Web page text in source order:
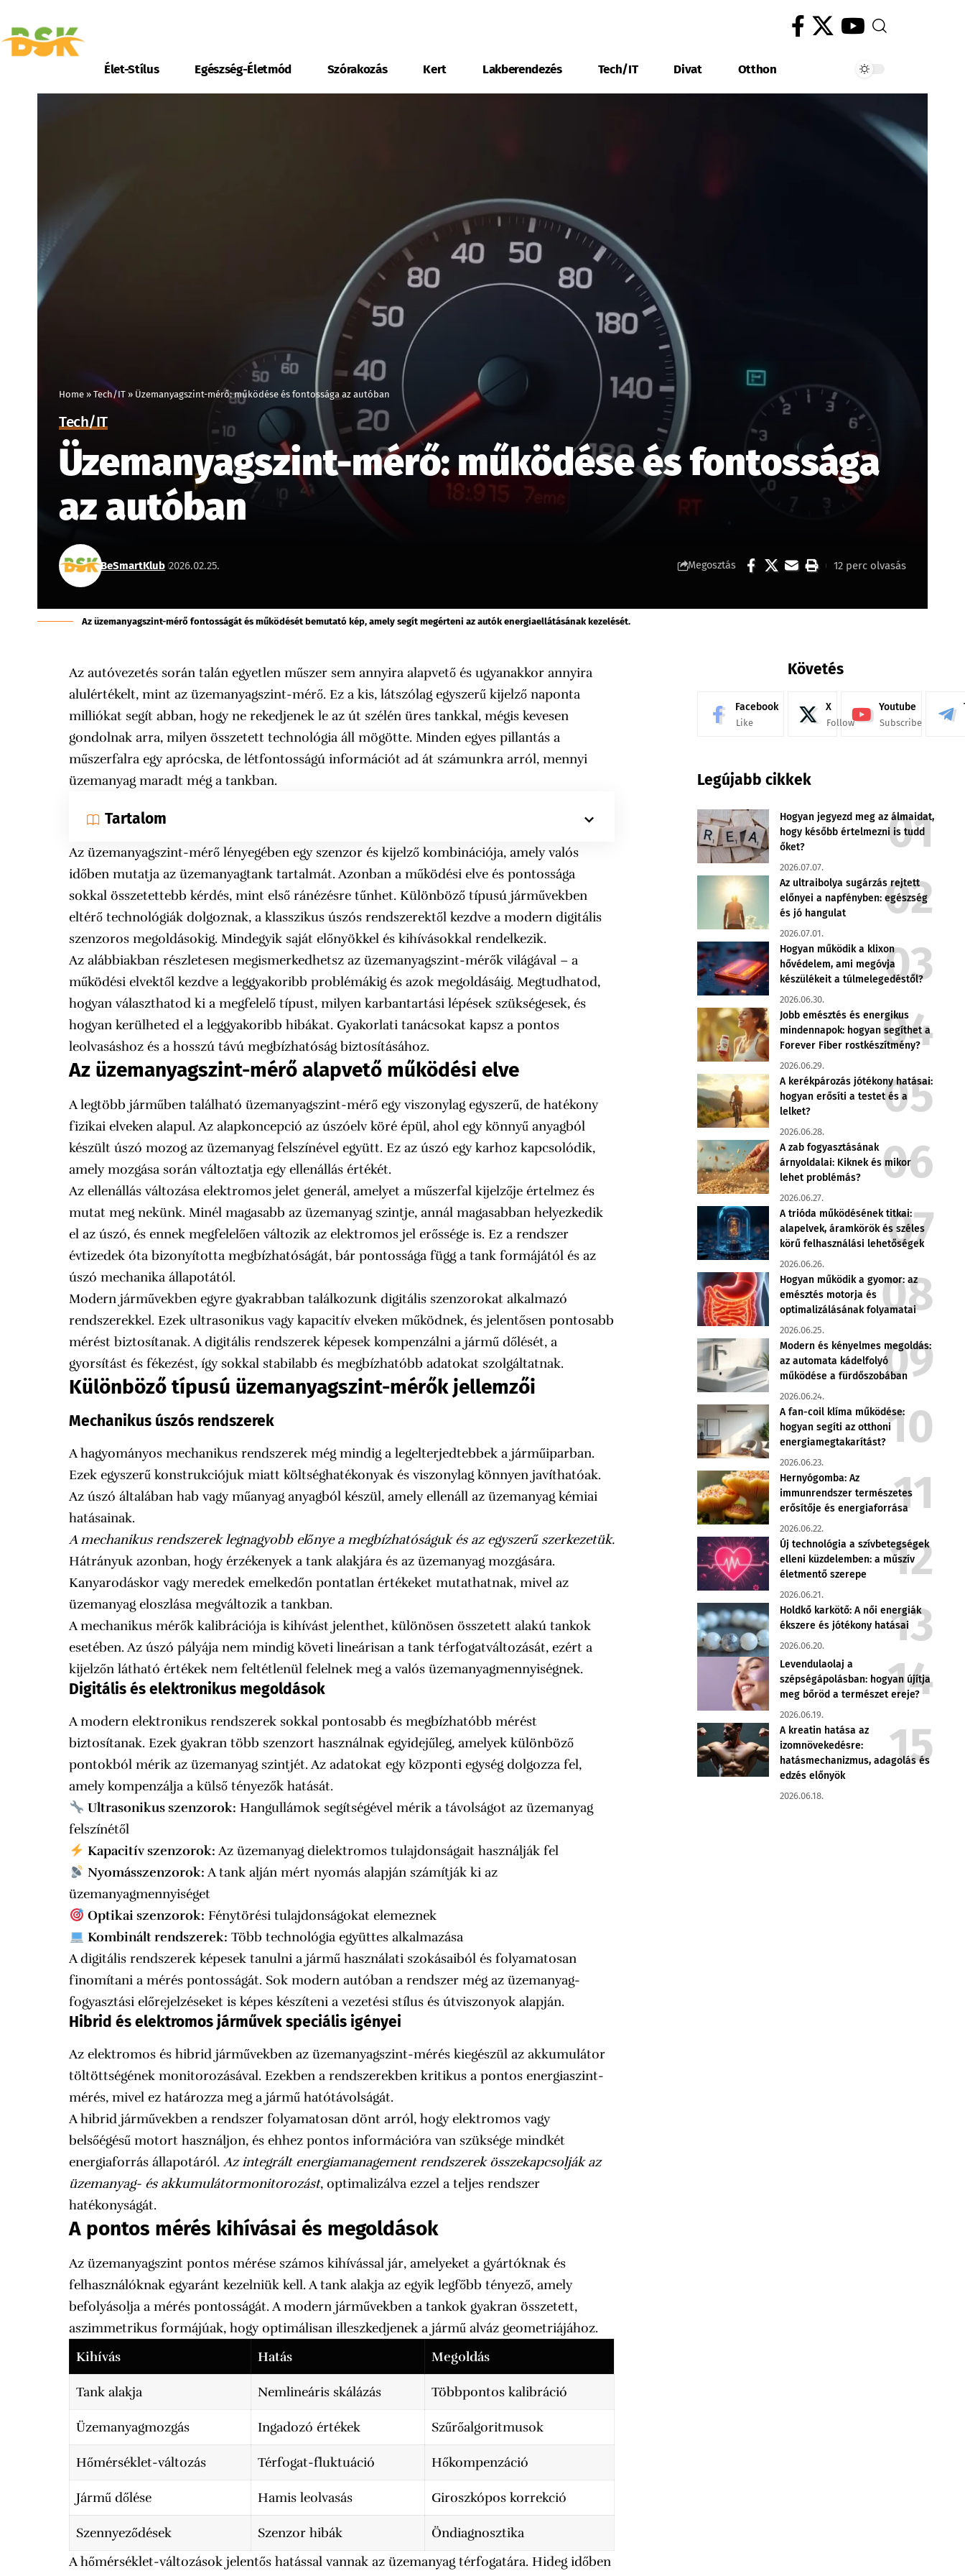
Élet-Stílus Egészség-Életmód Szórakozás Kert Lakberendezés Tech/IT Divat Otthon
Home » Tech/IT » Üzemanyagszint-mérő: működése és fontossága az autóban
Tech/IT
Üzemanyagszint-mérő: működése és fontossága
az autóban
BeSmartKlub 2026.02.25. Megosztás 12 perc olvasás
Az üzemanyagszint-mérő fontosságát és működését bemutató kép, amely segít megérteni az autók energiaellátásának kezelését.
Az autóvezetés során talán egyetlen műszer sem annyira alapvető és ugyanakkor annyira
alulértékelt, mint az üzemanyagszint-mérő. Ez a kis, látszólag egyszerű kijelző naponta
milliókat segít abban, hogy ne rekedjenek le az út szélén üres tankkal, mégis kevesen
gondolnak arra, milyen összetett technológia áll mögötte. Minden egyes pillantás a
műszerfalra egy aprócska, de létfontosságú információt ad át számunkra arról, mennyi
üzemanyag maradt még a tankban.
Tartalom
Az üzemanyagszint-mérő lényegében egy szenzor és kijelző kombinációja, amely valós
időben mutatja az üzemanyagtank tartalmát. Azonban a működési elve és pontossága
sokkal összetettebb kérdés, mint első ránézésre tűnhet. Különböző típusú járművekben
eltérő technológiák dolgoznak, a klasszikus úszós rendszerektől kezdve a modern digitális
szenzoros megoldásokig. Mindegyik saját előnyökkel és kihívásokkal rendelkezik.
Az alábbiakban részletesen megismerkedhetsz az üzemanyagszint-mérők világával – a
működési elvektől kezdve a leggyakoribb problémákig és azok megoldásáig. Megtudhatod,
hogyan választhatod ki a megfelelő típust, milyen karbantartási lépések szükségesek, és
hogyan kerülheted el a leggyakoribb hibákat. Gyakorlati tanácsokat kapsz a pontos
leolvasáshoz és a hosszú távú megbízhatóság biztosításához.
Az üzemanyagszint-mérő alapvető működési elve
A legtöbb járműben található üzemanyagszint-mérő egy viszonylag egyszerű, de hatékony
fizikai elveken alapul. Az alapkoncepció az úszóelv köré épül, ahol egy könnyű anyagból
készült úszó mozog az üzemanyag felszínével együtt. Ez az úszó egy karhoz kapcsolódik,
amely mozgása során változtatja egy ellenállás értékét.
Az ellenállás változása elektromos jelet generál, amelyet a műszerfal kijelzője értelmez és
mutat meg nekünk. Minél magasabb az üzemanyag szintje, annál magasabban helyezkedik
el az úszó, és ennek megfelelően változik az elektromos jel erőssége is. Ez a rendszer
évtizedek óta bizonyította megbízhatóságát, bár pontossága függ a tank formájától és az
úszó mechanika állapotától.
Modern járművekben egyre gyakrabban találkozunk digitális szenzorokat alkalmazó
rendszerekkel. Ezek ultrasonikus vagy kapacitív elveken működnek, és jelentősen pontosabb
mérést biztosítanak. A digitális rendszerek képesek kompenzálni a jármű dőlését, a
gyorsítást és fékezést, így sokkal stabilabb és megbízhatóbb adatokat szolgáltatnak.
Különböző típusú üzemanyagszint-mérők jellemzői
Mechanikus úszós rendszerek
A hagyományos mechanikus rendszerek még mindig a legelterjedtebbek a járműiparban.
Ezek egyszerű konstrukciójuk miatt költséghatékonyak és viszonylag könnyen javíthatóak.
Az úszó általában hab vagy műanyag anyagból készül, amely ellenáll az üzemanyag kémiai
hatásainak.
A mechanikus rendszerek legnagyobb előnye a megbízhatóságuk és az egyszerű szerkezetük.
Hátrányuk azonban, hogy érzékenyek a tank alakjára és az üzemanyag mozgására.
Kanyarodáskor vagy meredek emelkedőn pontatlan értékeket mutathatnak, mivel az
üzemanyag eloszlása megváltozik a tankban.
A mechanikus mérők kalibrációja is kihívást jelenthet, különösen összetett alakú tankok
esetében. Az úszó pályája nem mindig követi lineárisan a tank térfogatváltozását, ezért a
kijelzőn látható értékek nem feltétlenül felelnek meg a valós üzemanyagmennyiségnek.
Digitális és elektronikus megoldások
A modern elektronikus rendszerek sokkal pontosabb és megbízhatóbb mérést
biztosítanak. Ezek gyakran több szenzort használnak egyidejűleg, amelyek különböző
pontokból mérik az üzemanyag szintjét. Az adatokat egy központi egység dolgozza fel,
amely kompenzálja a külső tényezők hatását.
Ultrasonikus szenzorok: Hangullámok segítségével mérik a távolságot az üzemanyag
felszínétől
Kapacitív szenzorok: Az üzemanyag dielektromos tulajdonságait használják fel
Nyomásszenzorok: A tank alján mért nyomás alapján számítják ki az
üzemanyagmennyiséget
Optikai szenzorok: Fénytörési tulajdonságokat elemeznek
Kombinált rendszerek: Több technológia együttes alkalmazása
A digitális rendszerek képesek tanulni a jármű használati szokásaiból és folyamatosan
finomítani a mérés pontosságát. Sok modern autóban a rendszer még az üzemanyag-
fogyasztási előrejelzéseket is képes készíteni a vezetési stílus és útviszonyok alapján.
Hibrid és elektromos járművek speciális igényei
Az elektromos és hibrid járművekben az üzemanyagszint-mérés kiegészül az akkumulátor
töltöttségének monitorozásával. Ezekben a rendszerekben kritikus a pontos energiaszint-
mérés, mivel ez határozza meg a jármű hatótávolságát.
A hibrid járművekben a rendszer folyamatosan dönt arról, hogy elektromos vagy
belsőégésű motort használjon, és ehhez pontos információra van szüksége mindkét
energiaforrás állapotáról.Az integrált energiamanagement rendszerek összekapcsolják az
üzemanyag- és akkumulátormonitorozást, optimalizálva ezzel a teljes rendszer
hatékonyságát.
A pontos mérés kihívásai és megoldások
Az üzemanyagszint pontos mérése számos kihívással jár, amelyeket a gyártóknak és
felhasználóknak egyaránt kezelniük kell. A tank alakja az egyik legfőbb tényező, amely
befolyásolja a mérés pontosságát. A modern járművekben a tankok gyakran összetett,
aszimmetrikus formájúak, hogy optimálisan illeszkedjenek a jármű alváz geometriájához.
Kihívás
Hatás Megoldás
Tank alakja Nemlineáris skálázás Többpontos kalibráció
Üzemanyagmozgás Ingadozó értékek Szűrőalgoritmusok
Hőmérséklet-változás Térfogat-fluktuáció Hőkompenzáció
Jármű dőlése Hamis leolvasás Giroszkópos korrekció
Szennyeződések Szenzor hibák
Öndiagnosztika
A hőmérséklet-változások jelentős hatással vannak az üzemanyag térfogatára. Hideg időben
Követés
Facebook
Like
X
Follow
Youtube
Subscribe
Legújabb cikkek
Hogyan jegyezd meg az álmaidat,
hogy később értelmezni is tudd
őket?
2026.07.07.
Az ultraibolya sugárzás rejtett
előnyei a napfényben: egészség
és jó hangulat
2026.07.01.
Hogyan működik a klixon
hővédelem, ami megóvja
készülékeit a túlmelegedéstől?
2026.06.30.
Jobb emésztés és energikus
mindennapok: hogyan segíthet a
Forever Fiber rostkészítmény?
2026.06.29.
A kerékpározás jótékony hatásai:
hogyan erősíti a testet és a
lelket?
2026.06.28.
A zab fogyasztásának
árnyoldalai: Kiknek és mikor
lehet problémás?
2026.06.27.
A trióda működésének titkai:
alapelvek, áramkörök és széles
körű felhasználási lehetőségek
2026.06.26.
Hogyan működik a gyomor: az
emésztés motorja és
optimalizálásának folyamatai
2026.06.25.
Modern és kényelmes megoldás:
az automata kádelfolyó
működése a fürdőszobában
2026.06.24.
A fan-coil klíma működése:
hogyan segíti az otthoni
energiamegtakarítást?
2026.06.23.
Hernyógomba: Az
immunrendszer természetes
erősítője és energiaforrása
2026.06.22.
Új technológia a szívbetegségek
elleni küzdelemben: a műszív
életmentő szerepe
2026.06.21.
Holdkő karkötő: A női energiák
ékszere és jótékony hatásai
2026.06.20.
Levendulaolaj a
szépségápolásban: hogyan újítja
meg bőröd a természet ereje?
2026.06.19.
A kreatin hatása az
izomnövekedésre:
hatásmechanizmus, adagolás és
edzés előnyök
2026.06.18.